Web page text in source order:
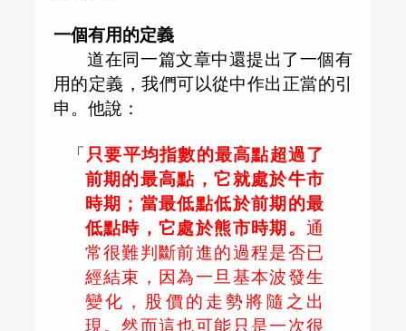
一個有用的定義
道在同一篇文章中還提出了一個有
用的定義，我們可以從中作出正當的引
申。他說：
「 只要平均指數的最高點超過了
前期的最高點，它就處於牛市
時期；當最低點低於前期的最
低點時，它處於熊市時期。 通
常很難判斷前進的過程是否已
經結束，因為一旦基本波發生
變化，股價的走勢將隨之出
現。然而這也可能只是一次很